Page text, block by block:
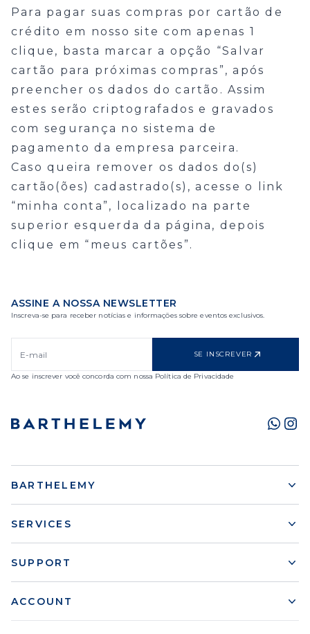
Para pagar suas compras por cartão de
crédito em nosso site com apenas 1
clique, basta marcar a opção “Salvar
cartão para próximas compras”, após
preencher os dados do cartão. Assim
estes serão criptografados e gravados
com segurança no sistema de
pagamento da empresa parceira.
Caso queira remover os dados do(s)
cartão(ões) cadastrado(s), acesse o link
“minha conta”, localizado na parte
superior esquerda da página, depois
clique em “meus cartões”.
ASSINE A NOSSA NEWSLETTER
Inscreva-se para receber notícias e informações sobre eventos exclusivos.
SE INSCREVER
Ao se inscrever você concorda com nossa Política de Privacidade
BARTHELEMY
SERVICES
SUPPORT
ACCOUNT